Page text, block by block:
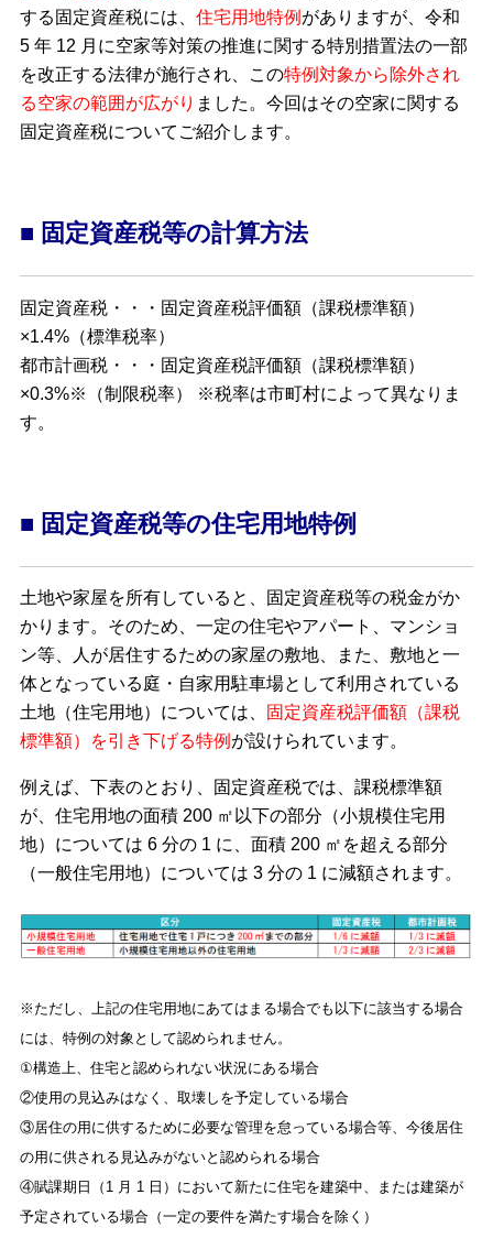
する固定資産税には、 住宅用地特例 がありますが、令和
5 年 12 月に空家等対策の推進に関する特別措置法の一部
を改正する法律が施行され、この特例対象から除外され
る空家の範囲が広がり ました。今回はその空家に関する
固定資産税についてご紹介します。
■ 固定資産税等の計算方法
固定資産税・・・固定資産税評価額（課税標準額）
×1.4%（標準税率）
都市計画税・・・固定資産税評価額（課税標準額）
×0.3%※（制限税率） ※税率は市町村によって異なりま
す。
■ 固定資産税等の住宅用地特例
土地や家屋を所有していると、固定資産税等の税金がか
かります。そのため、一定の住宅やアパート、マンショ
ン等、人が居住するための家屋の敷地、また、敷地と一
体となっている庭・自家用駐車場として利用されている
土地（住宅用地）については、
固定資産税評価額（課税
標準額）を引き下げる特例 が設けられています。
例えば、下表のとおり、固定資産税では、課税標準額
が、住宅用地の面積 200 ㎡以下の部分（小規模住宅用
地）については 6 分の 1 に、面積 200 ㎡を超える部分
（一般住宅用地）については 3 分の 1 に減額されます。
※ただし、上記の住宅用地にあてはまる場合でも以下に該当する場合
には、特例の対象として認められません。
①構造上、住宅と認められない状況にある場合
②使用の見込みはなく、取壊しを予定している場合
③居住の用に供するために必要な管理を怠っている場合等、今後居住
の用に供される見込みがないと認められる場合
④賦課期日（1 月 1 日）において新たに住宅を建築中、または建築が
予定されている場合（一定の要件を満たす場合を除く）